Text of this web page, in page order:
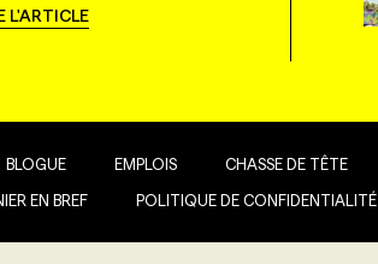
L'ARTICLE
BLOGUE EMPLOIS CHASSE DE TÊTE
EN BREF POLITIQUE DE CONFIDENTIALITÉ